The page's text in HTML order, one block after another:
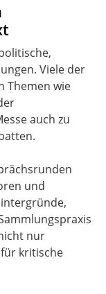
Viele der
Themen wie
auch zu
und
nur
kritische